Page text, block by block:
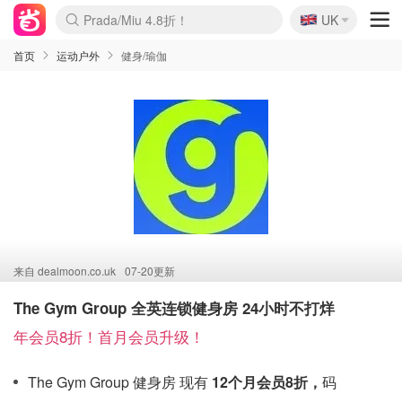
麦卢卡蜂蜜夏促！个位数！
Prada/Miu 4.8折！
啥？必胜客披萨5折！
🇬🇧
UK
首页 运动户外 健身/瑜伽
来自 dealmoon.co.uk 07-20更新
The Gym Group 全英连锁健身房 24小时不打烊
年会员8折！首月会员升级！
The Gym Group 健身房 现有 12个月会员8折， 码